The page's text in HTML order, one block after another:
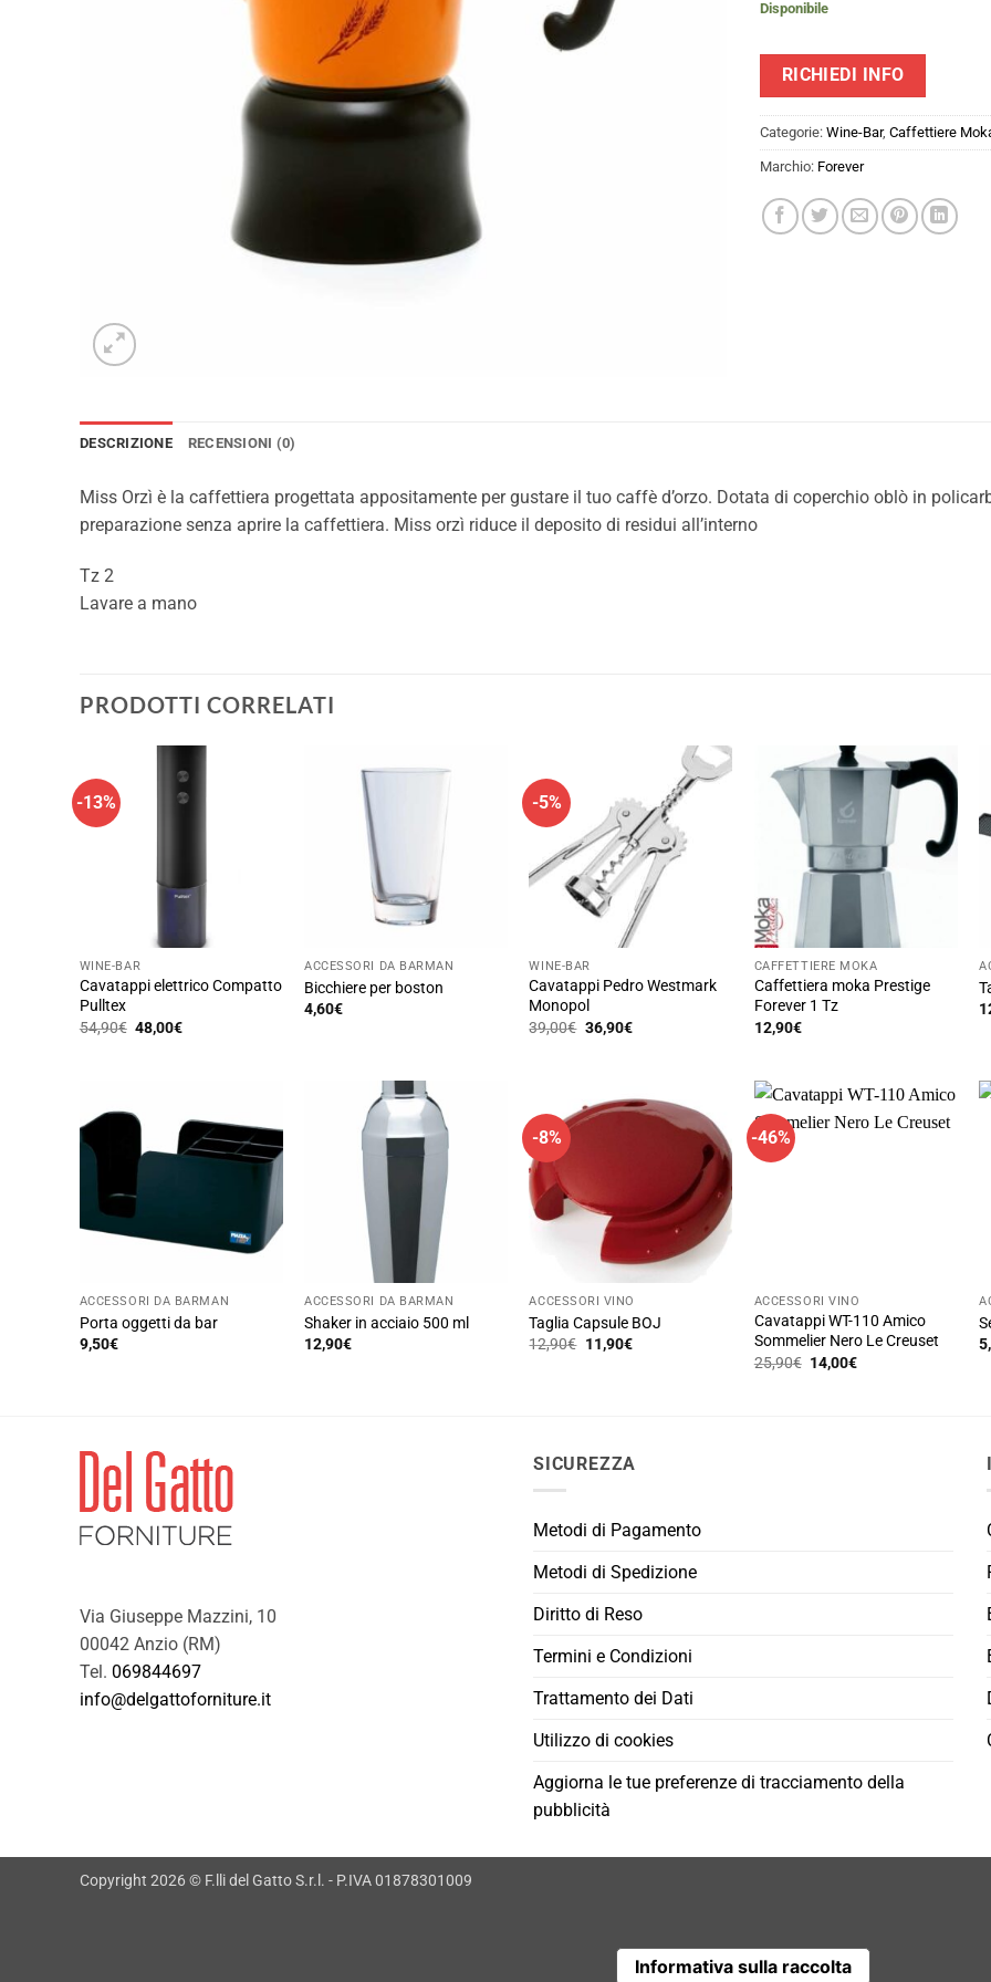
Disponibile
RICHIEDI INFO
Categorie: Wine-Bar, Caffettiere
Marchio: Forever
DESCRIZIONE RECENSIONI (0)
Miss Orzì è la caffettiera progettata appositamente per gustare il tuo caffè d’orzo. Dotata di coperchio oblò in
preparazione senza aprire la caffettiera. Miss orzì riduce il deposito di residui all’interno
Tz 2
Lavare a mano
PRODOTTI CORRELATI
-13%
WINE-BAR
Cavatappi elettrico Compatto
Pulltex
54,90€ Il
48,00€Il
ACCESSORI DA BARMAN
Bicchiere per boston
4,60€
-5%
WINE-BAR
Cavatappi Pedro Westmark
Monopol
39,00€ Il
36,90€Il
CAFFETTIERE MOKA
Caffettiera moka Prestige
Forever 1 Tz
12,90€
ACCESSORI DA BARMAN
Porta oggetti da bar
9,50€
ACCESSORI DA BARMAN
Shaker in acciaio 500 ml
12,90€
-8%
ACCESSORI VINO
Taglia Capsule BOJ
12,90€ Il
11,90€Il
-46%
ACCESSORI VINO
Cavatappi WT-110 Amico
Sommelier Nero Le Creuset
25,90€ Il
14,00€Il
Via Giuseppe Mazzini, 10
00042 Anzio (RM)
Tel. 069844697
info@delgattoforniture.it
SICUREZZA
Metodi di Pagamento
Metodi di Spedizione
Diritto di Reso
Termini e Condizioni
Trattamento dei Dati
Utilizzo di cookies
Aggiorna le tue preferenze di tracciamento della
pubblicità
Copyright 2026 © F.lli del Gatto S.r.l. - P.IVA 01878301009
Informativa sulla raccolta